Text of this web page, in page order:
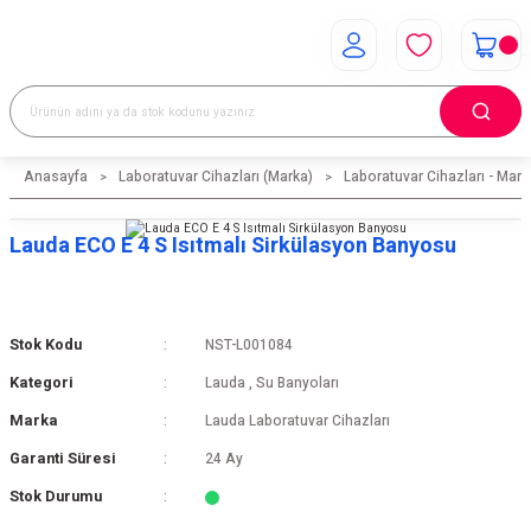
Anasayfa Laboratuvar Cihazları (Marka) Laboratuvar Cihazları -
Lauda ECO E 4 S Isıtmalı Sirkülasyon Banyosu
Stok Kodu NST-L001084
Kategori Lauda , Su Banyoları
Marka Lauda Laboratuvar Cihazları
Garanti Süresi 24 Ay
Stok Durumu